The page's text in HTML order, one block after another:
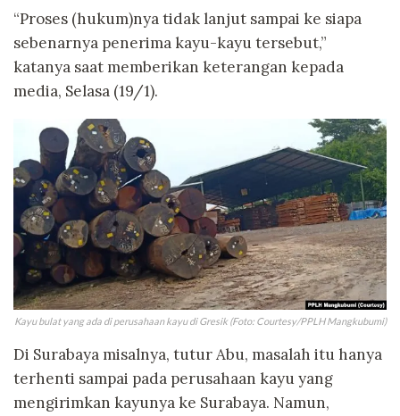
“Proses (hukum)nya tidak lanjut sampai ke siapa
sebenarnya penerima kayu-kayu tersebut,”
katanya saat memberikan keterangan kepada
media, Selasa (19/1).
Kayu bulat yang ada di perusahaan kayu di Gresik (Foto: Courtesy/PPLH Mangkubumi)
Di Surabaya misalnya, tutur Abu, masalah itu hanya
terhenti sampai pada perusahaan kayu yang
mengirimkan kayunya ke Surabaya. Namun,